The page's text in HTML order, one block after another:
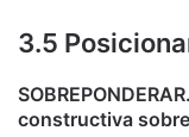
3.5
constructiva